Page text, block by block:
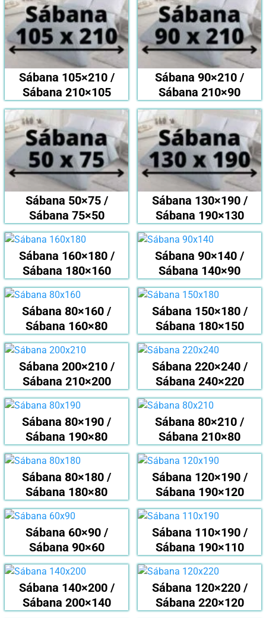
Sábana 105×210 /
Sábana 210×105
Sábana 90×210 /
Sábana 210×90
Sábana 50×75 /
Sábana 75×50
Sábana 130×190 /
Sábana 190×130
Sábana 160×180 /
Sábana 180×160
Sábana 90×140 /
Sábana 140×90
Sábana 80×160 /
Sábana 160×80
Sábana 150×180 /
Sábana 180×150
Sábana 200×210 /
Sábana 210×200
Sábana 220×240 /
Sábana 240×220
Sábana 80×190 /
Sábana 190×80
Sábana 80×210 /
Sábana 210×80
Sábana 80×180 /
Sábana 180×80
Sábana 120×190 /
Sábana 190×120
Sábana 60×90 /
Sábana 90×60
Sábana 110×190 /
Sábana 190×110
Sábana 140×200 /
Sábana 200×140
Sábana 120×220 /
Sábana 220×120